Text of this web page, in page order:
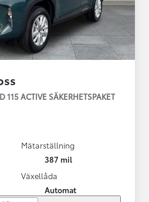
115 ACTIVE SÄKERHETSPAKET
Mätarställning
387 mil
Växellåda
Automat